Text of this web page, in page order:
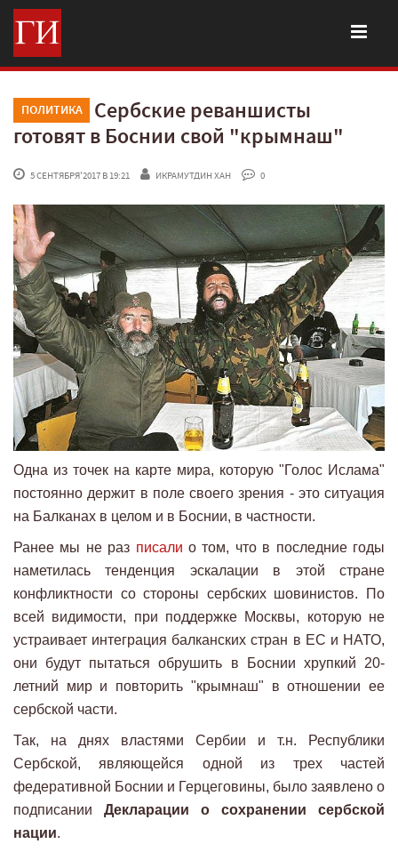
ПОЛИТИКА
Сербские реваншисты
готовят в Боснии свой "крымнаш"
5 СЕНТЯБРЯ'2017 В 19:21 ИКРАМУТДИН ХАН 0
Одна из точек на карте мира, которую "Голос Ислама"
постоянно держит в поле своего зрения - это ситуация
на Балканах в целом и в Боснии, в частности.
Ранее мы не раз писали о том, что в последние годы
наметилась тенденция эскалации в этой стране
конфликтности со стороны сербских шовинистов. По
всей видимости, при поддержке Москвы, которую не
устраивает интеграция балканских стран в ЕС и НАТО,
они будут пытаться обрушить в Боснии хрупкий 20-
летний мир и повторить "крымнаш" в отношении ее
сербской части.
Так, на днях властями Сербии и т.н. Республики
Сербской, являющейся одной из трех частей
федеративной Боснии и Герцеговины, было заявлено о
подписании Декларации о сохранении сербской
нации.